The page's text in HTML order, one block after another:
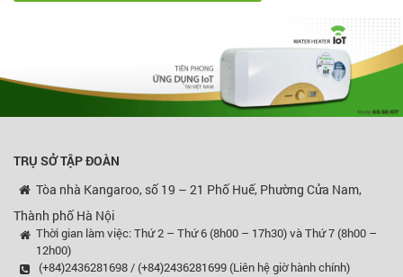
TRỤ SỞ TẬP ĐOÀN
Tòa nhà Kangaroo, số 19 – 21 Phố Huế, Phường Cửa Nam,
Thành phố Hà Nội
Thời gian làm việc: Thứ 2 – Thứ 6 (8h00 – 17h30) và Thứ 7 (8h00 –
12h00)
(+84)2436281698 / (+84)2436281699 (Liên hệ giờ hành chính)